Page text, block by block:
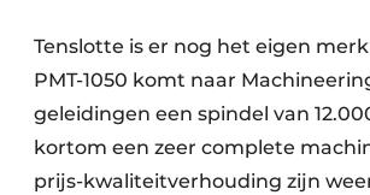
Tenslotte is er nog het eigen merk
PMT-1050 komt naar
geleidingen een spindel van
kortom een zeer complete
prijs-kwaliteitverhouding zijn